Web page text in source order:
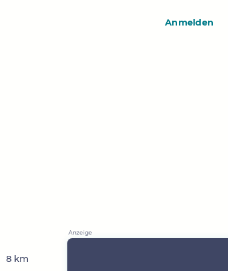
8 km
Anmelden